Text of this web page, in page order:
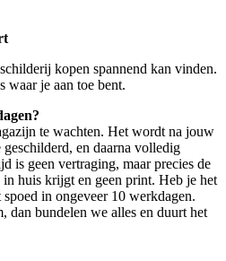
kopen spannend kan vinden.
waar je aan toe bent.
te wachten. Het wordt na jouw
en daarna volledig
is geen vertraging, maar precies de
huis krijgt en geen print. Heb je het
in ongeveer 10 werkdagen.
dan bundelen we alles en duurt het